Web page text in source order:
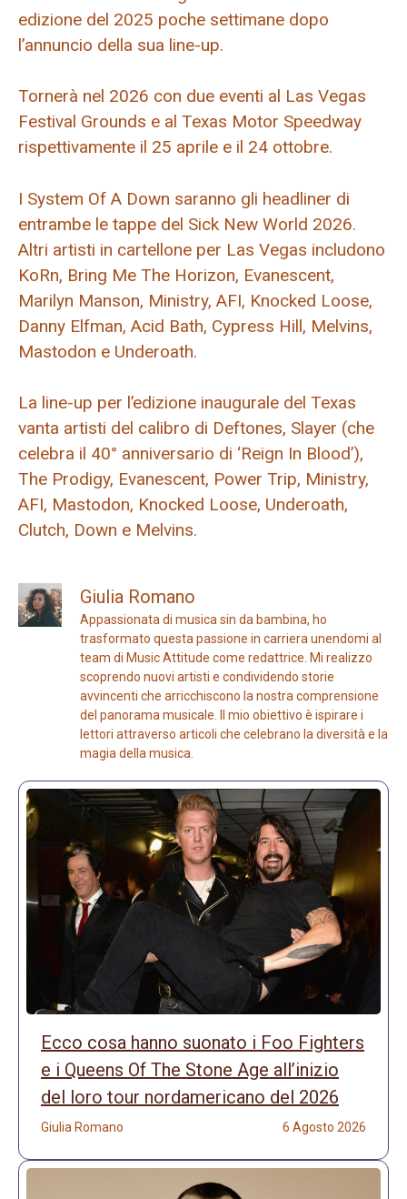
edizione del 2025 poche settimane dopo
l’annuncio della sua line-up.
Tornerà nel 2026 con due eventi al Las Vegas
Festival Grounds e al Texas Motor Speedway
rispettivamente il 25 aprile e il 24 ottobre.
I System Of A Down saranno gli headliner di
entrambe le tappe del Sick New World 2026.
Altri artisti in cartellone per Las Vegas includono
KoRn, Bring Me The Horizon, Evanescent,
Marilyn Manson, Ministry, AFI, Knocked Loose,
Danny Elfman, Acid Bath, Cypress Hill, Melvins,
Mastodon e Underoath.
La line-up per l’edizione inaugurale del Texas
vanta artisti del calibro di Deftones, Slayer (che
celebra il 40° anniversario di ‘Reign In Blood’),
The Prodigy, Evanescent, Power Trip, Ministry,
AFI, Mastodon, Knocked Loose, Underoath,
Clutch, Down e Melvins.
Giulia Romano
Appassionata di musica sin da bambina, ho
trasformato questa passione in carriera unendomi al
team di Music Attitude come redattrice. Mi realizzo
scoprendo nuovi artisti e condividendo storie
avvincenti che arricchiscono la nostra comprensione
del panorama musicale. Il mio obiettivo è ispirare i
lettori attraverso articoli che celebrano la diversità e la
magia della musica.
Ecco cosa hanno suonato i Foo Fighters
e i Queens Of The Stone Age all’inizio
del loro tour nordamericano del 2026
Giulia Romano 6 Agosto 2026